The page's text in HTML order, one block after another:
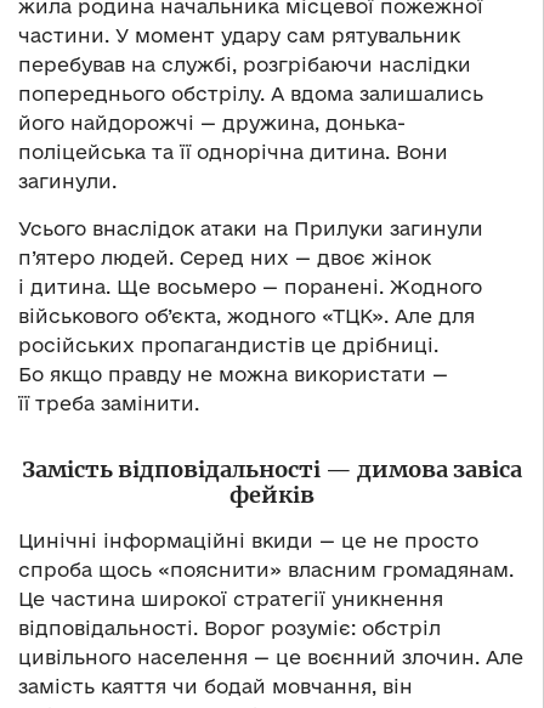
жила родина начальника місцевої пожежної
частини. У момент удару сам рятувальник
перебував на службі, розгрібаючи наслідки
попереднього обстрілу. А вдома залишались
його найдорожчі — дружина, донька-
поліцейська та її однорічна дитина. Вони
загинули.
Усього внаслідок атаки на Прилуки загинули
п’ятеро людей. Серед них — двоє жінок
і дитина. Ще восьмеро — поранені. Жодного
військового об’єкта, жодного «ТЦК». Але для
російських пропагандистів це дрібниці.
Бо якщо правду не можна використати —
її треба замінити.
Замість відповідальності — димова завіса
фейків
Цинічні інформаційні вкиди — це не просто
спроба щось «пояснити» власним громадянам.
Це частина широкої стратегії уникнення
відповідальності. Ворог розуміє: обстріл
цивільного населення — це воєнний злочин. Але
замість каяття чи бодай мовчання, він